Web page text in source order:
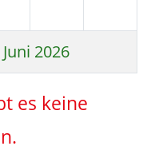
2026
es keine